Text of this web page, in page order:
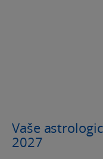
Vaše
2027